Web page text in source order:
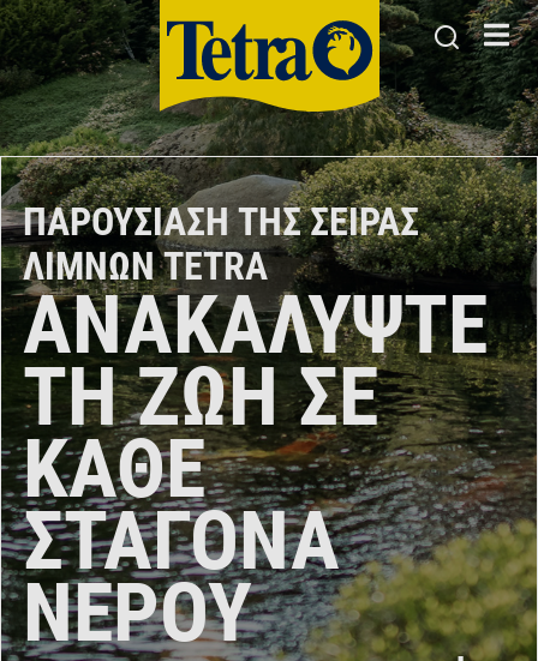
ΑΝΑΚΑΛΎΨΤΕ
ΤΗ ΖΩΉ ΣΕ
ΚΆΘΕ
ΣΤΑΓΌΝΑ
ΝΕΡΟΎ
ΠΑΡΟΥΣΊΑΣΗ ΤΗΣ ΣΕΙΡΆΣ
ΛΙΜΝΏΝ TETRA